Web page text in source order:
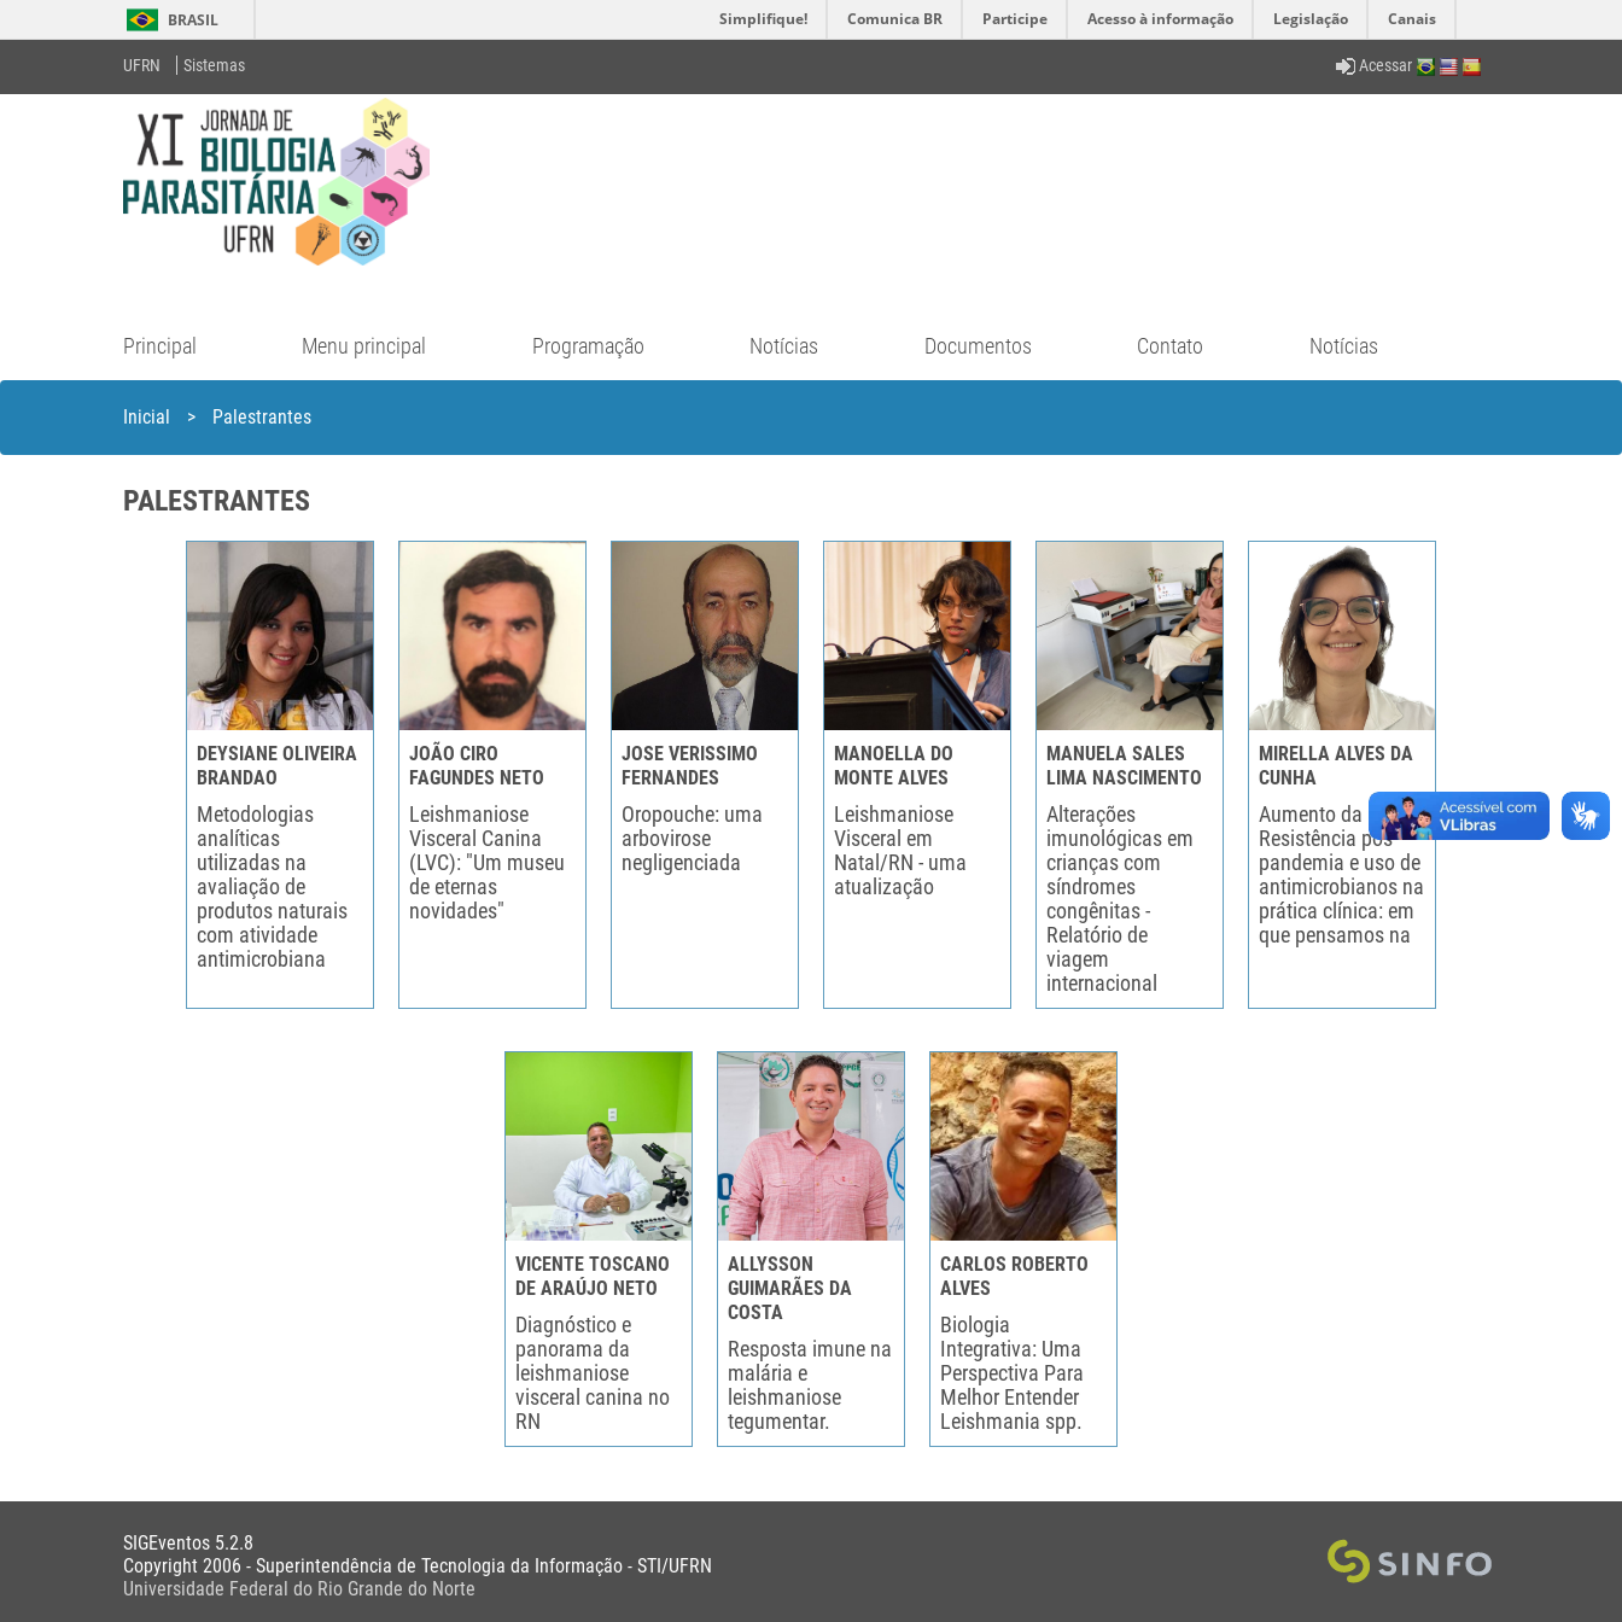
BRASIL Simplifique! Comunica BR Participe Acesso à informação Legislação Canais
UFRN Sistemas Acessar
Principal Menu principal Programação Notícias Documentos Contato Notícias
Inicial > Palestrantes
PALESTRANTES
DEYSIANE OLIVEIRA
BRANDAO
Metodologias
analíticas
utilizadas na
avaliação de
produtos naturais
com atividade
antimicrobiana
JOÃO CIRO
FAGUNDES NETO
Leishmaniose
Visceral Canina
(LVC): "Um museu
de eternas
novidades"
JOSE VERISSIMO
FERNANDES
Oropouche: uma
arbovirose
negligenciada
MANOELLA DO
MONTE ALVES
Leishmaniose
Visceral em
Natal/RN - uma
atualização
MANUELA SALES
LIMA NASCIMENTO
Alterações
imunológicas em
crianças com
síndromes
congênitas -
Relatório de
viagem
internacional
MIRELLA ALVES DA
CUNHA
Aumento da
Resistência pós
pandemia e uso de
antimicrobianos na
prática clínica: em
que pensamos na
VICENTE TOSCANO
DE ARAÚJO NETO
Diagnóstico e
panorama da
leishmaniose
visceral canina no
RN
ALLYSSON
GUIMARÃES DA
COSTA
Resposta imune na
malária e
leishmaniose
tegumentar.
CARLOS ROBERTO
ALVES
Biologia
Integrativa: Uma
Perspectiva Para
Melhor Entender
Leishmania spp.
SIGEventos 5.2.8
Copyright 2006 - Superintendência de Tecnologia da Informação - STI/UFRN
Universidade Federal do Rio Grande do Norte